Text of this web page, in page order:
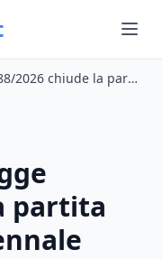
Esodati 5.0: la Legge 88/2026 chiude la partita del riporto pluriennale
partita